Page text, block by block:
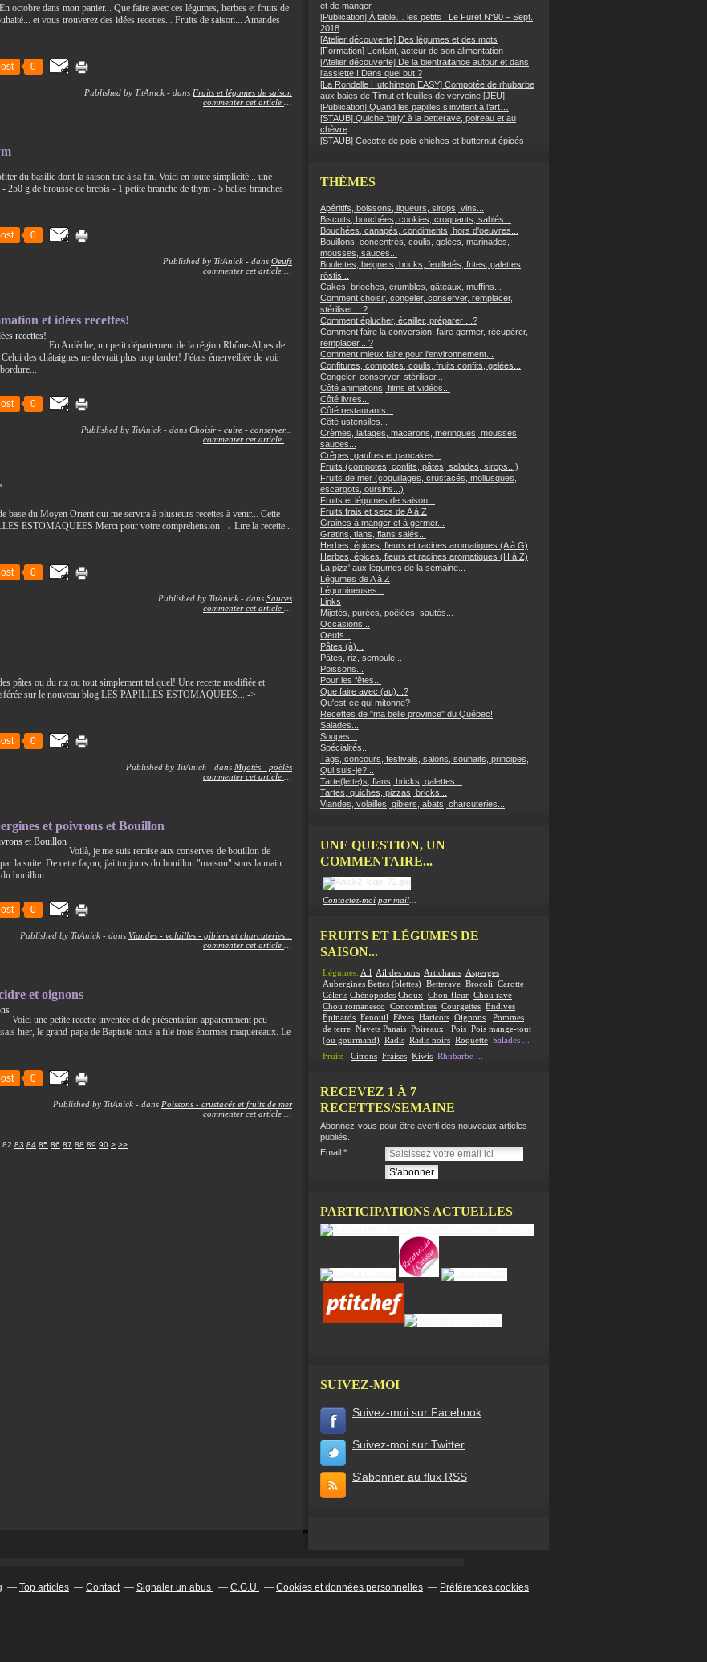
En octobre dans mon panier... Que faire avec ces légumes, herbes et fruits de
et vous trouverez des idées recettes... Fruits de saison... Amandes
0
Published by TitAnick - dans Fruits et légumes de saison
commenter cet article
du basilic dont la saison tire à sa fin. Voici en toute simplicité... une
250 g de brousse de brebis - 1 petite branche de thym - 5 belles branches
0
Published by TitAnick - dans Oeufs
commenter cet article
et idées recettes!
En Ardèche, un petit département de la région Rhône-Alpes de
des châtaignes ne devrait plus trop tarder! J'étais émerveillée de voir
0
Published by TitAnick - dans Choisir - cuire - conserver...
commenter cet article
base du Moyen Orient qui me servira à plusieurs recettes à venir... Cette
ESTOMAQUEES Merci pour votre compréhension → Lire la recette...
0
Published by TitAnick - dans Sauces
commenter cet article
pâtes ou du riz ou tout simplement tel quel! Une recette modifiée et
sur le nouveau blog LES PAPILLES ESTOMAQUEES... ->
0
Published by TitAnick - dans Mijotés - poêlés
commenter cet article
et poivrons et Bouillon
Voilà, je me suis remise aux conserves de bouillon de
la suite. De cette façon, j'ai toujours du bouillon "maison" sous la main....
du bouillon...
0
Published by TitAnick - dans Viandes - volailles - gibiers et charcuteries...
commenter cet article
et oignons
Voici une petite recette inventée et de présentation apparemment peu
hier, le grand-papa de Baptiste nous a filé trois énormes maquereaux. Le
0
Published by TitAnick - dans Poissons - crustacés et fruits de mer
commenter cet article
82 83 84 85 86 87 88 89 90 100
> >>
et de manger
[Publication] À table… les petits ! Le Furet N°90 – Sept.
2018
[Atelier découverte] Des légumes et des mots
[Formation] L’enfant, acteur de son alimentation
[Atelier découverte] De la bientraitance autour et dans
l’assiette ! Dans quel but ?
[La Rondelle Hutchinson EASY] Compotée de rhubarbe
aux baies de Timut et feuilles de verveine [JEU]
[Publication] Quand les papilles s’invitent à l’art…
[STAUB] Quiche ‘girly’ à la betterave, poireau et au
chèvre
[STAUB] Cocotte de pois chiches et butternut épicés
THÈMES
Apéritifs, boissons, liqueurs, sirops, vins...
Biscuits, bouchées, cookies, croquants, sablés...
Bouchées, canapés, condiments, hors d'oeuvres...
Bouillons, concentrés, coulis, gelées, marinades,
mousses, sauces...
Boulettes, beignets, bricks, feuilletés, frites, galettes,
röstis...
Cakes, brioches, crumbles, gâteaux, muffins...
Comment choisir, congeler, conserver, remplacer,
stériliser ...?
Comment éplucher, écailler, préparer ...?
Comment faire la conversion, faire germer, récupérer,
remplacer... ?
Comment mieux faire pour l'environnement...
Confitures, compotes, coulis, fruits confits, gelées...
Congeler, conserver, stériliser...
Côté animations, films et vidéos...
Côté livres...
Côté restaurants...
Côté ustensiles...
Crèmes, laitages, macarons, meringues, mousses,
sauces...
Crêpes, gaufres et pancakes...
Fruits (compotes, confits, pâtes, salades, sirops...)
Fruits de mer (coquillages, crustacés, mollusques,
escargots, oursins...)
Fruits et légumes de saison...
Fruits frais et secs de A à Z
Graines à manger et à germer...
Gratins, tians, flans salés...
Herbes, épices, fleurs et racines aromatiques (A à G)
Herbes, épices, fleurs et racines aromatiques (H à Z)
La pizz' aux légumes de la semaine...
Légumes de A à Z
Légumineuses...
Links
Mijotés, purées, poêlées, sautés...
Occasions...
Oeufs...
Pâtes (à)...
Pâtes, riz, semoule...
Poissons...
Pour les fêtes...
Que faire avec (au)...?
Qu'est-ce qui mitonne?
Recettes de "ma belle province" du Québec!
Salades...
Soupes...
Spécialités...
Tags, concours, festivals, salons, souhaits, principes,
Qui suis-je?...
Tarte(lette)s, flans, bricks, galettes...
Tartes, quiches, pizzas, bricks...
Viandes, volailles, gibiers, abats, charcuteries...
UNE QUESTION, UN
COMMENTAIRE...
Contactez-moi par mail
FRUITS ET LÉGUMES DE
SAISON...
Légumes: Ail Ail des ours Artichauts Asperges
Aubergines Bettes (blettes) Betterave Brocoli
Carotte
Céleris Chénopodes Choux Chou-fleur Chou rave
Chou romanesco
Concombres Courgettes Endives
Épinards Fenouil Fêves Haricots Oignons
Pommes
de terre Navets Panais Poireaux Pois Pois mange-tout
(ou gourmand) Radis Radis noirs Roquette Salades
Fruits : Citrons Fraises Kiwis Rhubarbe
RECEVEZ 1 À 7
RECETTES/SEMAINE
Abonnez-vous pour être averti des nouveaux articles
publiés.
Email
PARTICIPATIONS ACTUELLES
SUIVEZ-MOI
Suivez-moi sur Facebook
Suivez-moi sur Twitter
S'abonner au flux RSS
Top articles Contact Signaler un abus C.G.U. Cookies et données personnelles Préférences cookies